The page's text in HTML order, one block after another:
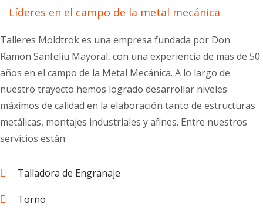
Líderes en el campo de la metal mecánica
Talleres Moldtrok es una empresa fundada por Don
Ramon Sanfeliu Mayoral, con una experiencia de mas de 50
años en el campo de la Metal Mecánica. A lo largo de
nuestro trayecto hemos logrado desarrollar niveles
máximos de calidad en la elaboración tanto de estructuras
metálicas, montajes industriales y afines. Entre nuestros
servicios están:
Talladora de Engranaje
Torno